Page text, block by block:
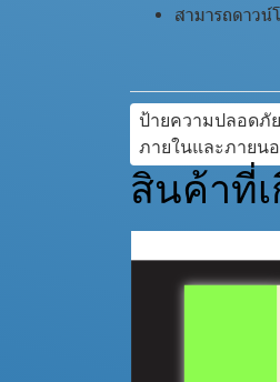
สามารถดาว
ป้ายความปลอดภั
ภายในและภายน
สินค้าที่